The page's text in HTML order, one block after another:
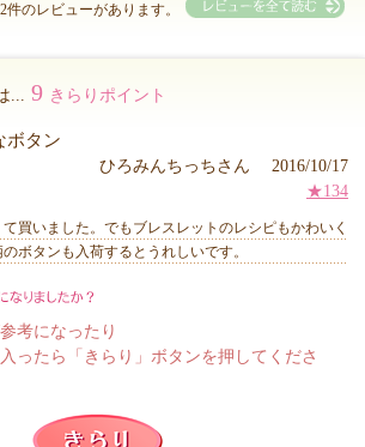
2件のレビューがあります。
... 9 きらりポイント
ボタン
ひろみんちっちさん 2016/10/17
★134
買いました。でもブレスレットのレシピもかわいく
ボタンも入荷するとうれしいです。
考になったり
ったら「きらり」ボタンを押してくださ